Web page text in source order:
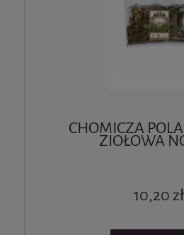
CHOMICZA
ZIOŁOWA
10,20 zł